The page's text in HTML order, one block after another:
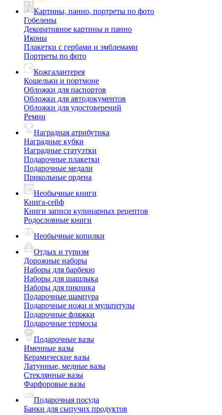
Картины, панно, портреты по фото
Гобелены
Декоративное картины и панно
Иконы
Плакетки с гербами и эмблемами
Портреты по фото
Кожгалантерея
Кошельки и портмоне
Обложки для паспортов
Обложки для автодокументов
Обложки для удостоверений
Ремни
Наградная атрибутика
Наградные кубки
Наградные статуэтки
Подарочные плакетки
Подарочные медали
Прикольные ордена
Необычные книги
Книга-сейф
Книги записи кулинарных рецептов
Родословные книги
Необычные копилки
Отдых и туризм
Дорожные наборы
Наборы для барбекю
Наборы для шашлыка
Наборы для пикника
Подарочные шампура
Подарочные ножи и мультитулы
Подарочные фляжки
Подарочные термосы
Подарочные вазы
Именные вазы
Керамические вазы
Латунные, медные вазы
Стеклянные вазы
Фарфоровые вазы
Подарочная посуда
Банки для сыпучих продуктов